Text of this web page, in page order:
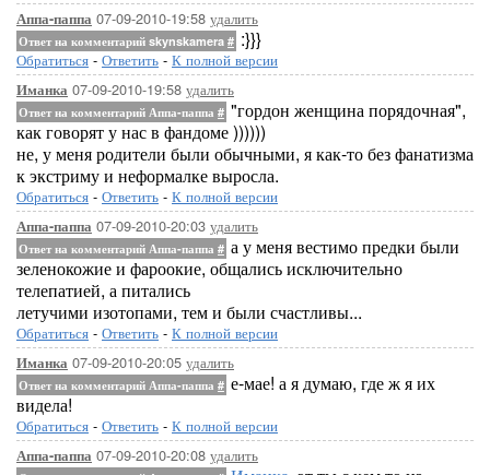
Аппа-паппа 07-09-2010-19:58 удалить
Ответ на комментарий skynskamera # :}}}
Обратиться - Ответить - К полной версии
Иманка 07-09-2010-19:58 удалить
Ответ на комментарий Аппа-паппа # "гордон женщина порядочная",
как говорят у нас в фандоме ))))))
не, у меня родители были обычными, я как-то без фанатизма
к экстриму и неформалке выросла.
Обратиться - Ответить - К полной версии
Аппа-паппа 07-09-2010-20:03 удалить
Ответ на комментарий Аппа-паппа # а у меня вестимо предки были
зеленокожие и фароокие, общались исключительно
телепатией, а питались
летучими изотопами, тем и были счастливы...
Обратиться - Ответить - К полной версии
Иманка 07-09-2010-20:05 удалить
Ответ на комментарий Аппа-паппа # е-мае! а я думаю, где ж я их
видела!
Обратиться - Ответить - К полной версии
Аппа-паппа 07-09-2010-20:08 удалить